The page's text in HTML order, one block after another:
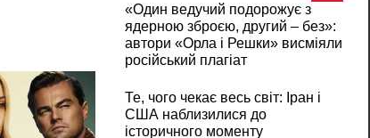
«Один ведучий подорожує з
ядерною зброєю, другий – без»:
автори «Орла і Решки» висміяли
російський плагіат
Те, чого чекає весь світ: Іран і
США наблизилися до
історичного моменту